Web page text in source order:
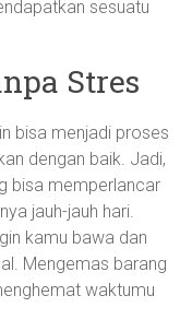
sesuatu
Stres
bisa menjadi proses
dengan baik. Jadi,
bisa memperlancar
jauh-jauh hari.
kamu bawa dan
Mengemas barang
waktumu